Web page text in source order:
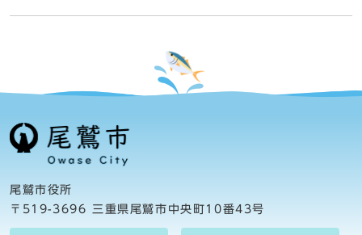
尾鷲市役所
〒519-3696 三重県尾鷲市中央町10番43号